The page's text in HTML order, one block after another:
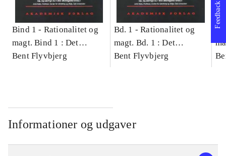
Bind 1 - Rationalitet og
magt. Bind 1 : Det
konkretes videnskab
Bent Flyvbjerg
Bd. 1 -Rationalitet og
magt. Bd. 1 : Det
konkretes videnskab
Bent Flyvbjerg
Informationer og udgaver
Feedback